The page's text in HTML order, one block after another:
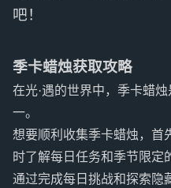
吧！
季卡蜡烛获取攻略
在光·遇的世界中，季卡蜡
一。
想要顺利收集季卡蜡烛，首
时了解每日任务和季节限定
通过完成每日挑战和探索隐